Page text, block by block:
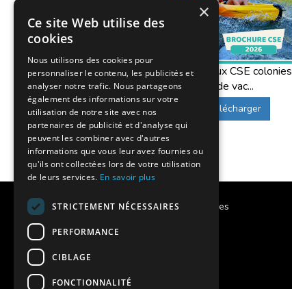
Offres aux CSE colonies
de vac...
Télécharger
Calendrier des vacances scolaires
Notre histoire
Notre engagement
×
Ce site Web utilise des
cookies
Nous utilisons des cookies pour
personnaliser le contenu, les publicités et
analyser notre trafic. Nous partageons
également des informations sur votre
utilisation de notre site avec nos
partenaires de publicité et d'analyse qui
peuvent les combiner avec d'autres
informations que vous leur avez fournies ou
qu'ils ont collectées lors de votre utilisation
de leurs services. En savoir plus
STRICTEMENT NÉCESSAIRES
PERFORMANCE
CIBLAGE
FONCTIONNALITÉ